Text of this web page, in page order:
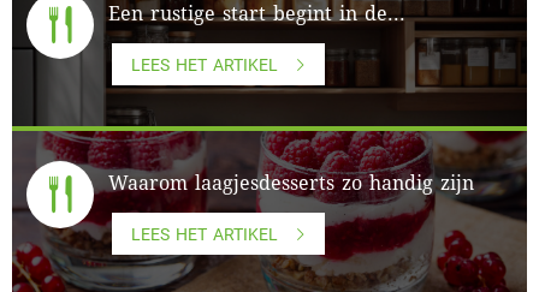
Een rustige start begint in de...
LEES HET ARTIKEL
Waarom laagjesdesserts zo handig zijn
LEES HET ARTIKEL